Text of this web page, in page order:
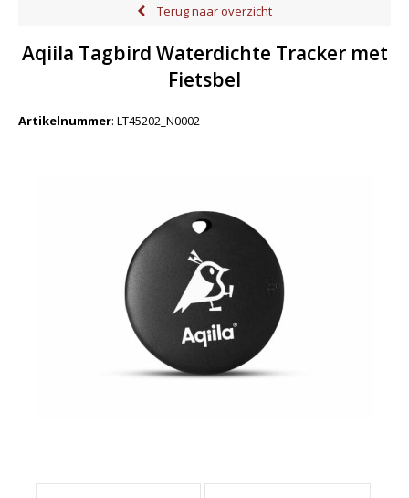
Terug naar overzicht
Aqiila Tagbird Waterdichte Tracker met
Fietsbel
Artikelnummer: LT45202_N0002